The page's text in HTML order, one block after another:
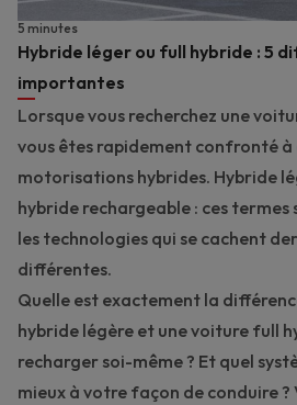
Hybride léger ou full hybride : 5
importantes
5 minutes
Lorsque vous recherchez une
vous êtes rapidement confronté
motorisations hybrides. Hybride
hybride rechargeable : ces termes
les technologies qui se cachent
différentes.
Quelle est exactement la
hybride légère et une voiture full
recharger soi-même ? Et quel
mieux à votre façon de conduire ?